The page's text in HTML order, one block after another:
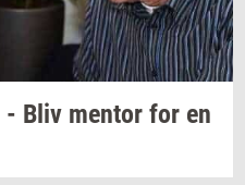
- Bliv men­tor for en